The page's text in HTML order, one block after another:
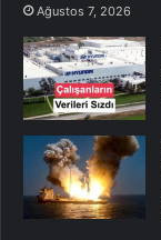
Ağustos 7, 2026